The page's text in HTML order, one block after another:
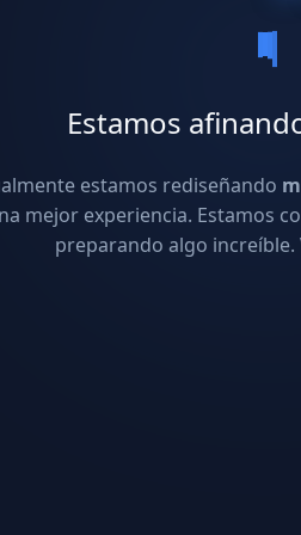
Estamos
estamos rediseñando
mejor experiencia. Estamos
preparando algo